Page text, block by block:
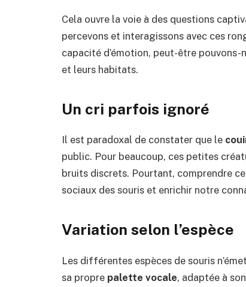
Cela ouvre la voie à des questions
percevons et interagissons avec ces
capacité d’émotion, peut-être
et leurs habitats.
Un cri parfois ignoré
Il est paradoxal de constater que le
public. Pour beaucoup, ces petites
bruits discrets. Pourtant, comprendre
sociaux des souris et enrichir notre
Variation selon l’espèce
Les différentes espèces de souris
sa propre palette vocale, adaptée à